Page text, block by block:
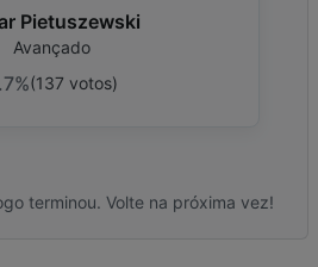
Pietuszewski
Avançado
(137 votos)
terminou. Volte na próxima vez!